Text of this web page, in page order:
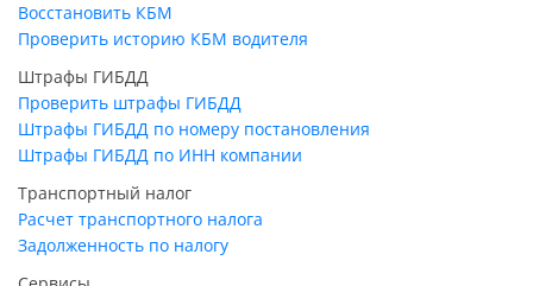
Восстановить КБМ
Проверить историю КБМ водителя
Штрафы ГИБДД
Проверить штрафы ГИБДД
Штрафы ГИБДД по номеру постановления
Штрафы ГИБДД по ИНН компании
Транспортный налог
Расчет транспортного налога
Задолженность по налогу